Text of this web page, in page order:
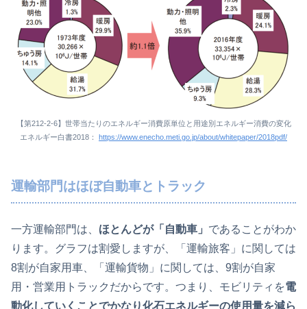
【第212-2-6】世帯当たりのエネルギー消費原単位と用途別エネルギー消費の変化
エネルギー白書2018： https://www.enecho.meti.go.jp/about/whitepaper/2018pdf/
運輸部門はほぼ自動車とトラック
一方運輸部門は、 ほとんどが「自動車」 であることがわか
ります。グラフは割愛しますが、「運輸旅客」に関しては
8割が自家用車、「運輸貨物」に関しては、9割が自家
用・営業用トラックだからです。つまり、モビリティを電
動化していくことでかなり化石エネルギーの使用量を減ら